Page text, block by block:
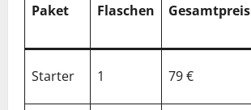
Paket Flaschen Gesamtpreis
Starter 1 79 €